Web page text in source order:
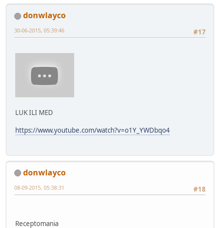
donwlayco
#17
30-06-2015, 05:39:46
LUK ILI MED
https://www.youtube.com/watch?v=o1Y_YWDbqo4
donwlayco
#18
08-09-2015, 05:38:31
Receptomania